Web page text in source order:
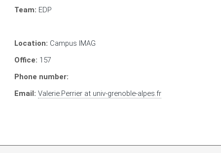
Team: EDP
Location: Campus IMAG
Office: 157
Phone number:
Email:Valerie.Perrier at univ-grenoble-alpes.fr